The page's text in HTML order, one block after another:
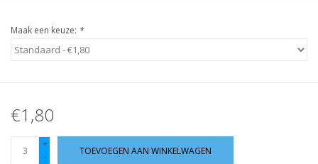
Maak een keuze: *
€1,80
+
-
TOEVOEGEN AAN WINKELWAGEN